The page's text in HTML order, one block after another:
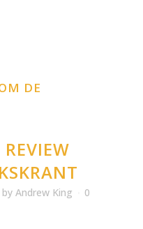
DE
by Andrew King
0